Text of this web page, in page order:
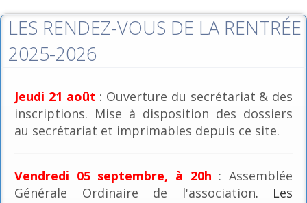
LES RENDEZ-VOUS DE LA RENTRÉE
2025-2026
Jeudi 21 août : Ouverture du secrétariat & des
inscriptions. Mise à disposition des dossiers
au secrétariat et imprimables depuis ce site.
Vendredi 05 septembre, à 20h : Assemblée
Générale Ordinaire de l'association. Les